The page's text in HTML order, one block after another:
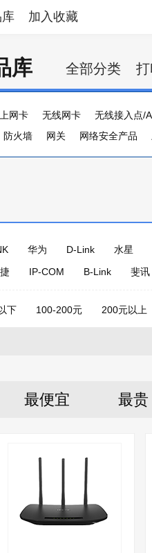
加入收藏
库 全部分类
网卡 无线网卡 无线接入点/
防火墙 网关 网络安全产品
ADSL 多串口卡
负载均衡器
华为 D-Link
水星
IP-COM B-Link 斐讯
下 100-200元 200元以上
最便宜 最贵